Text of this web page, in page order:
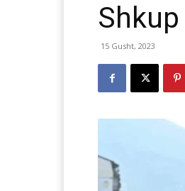
15 Gusht, 2023